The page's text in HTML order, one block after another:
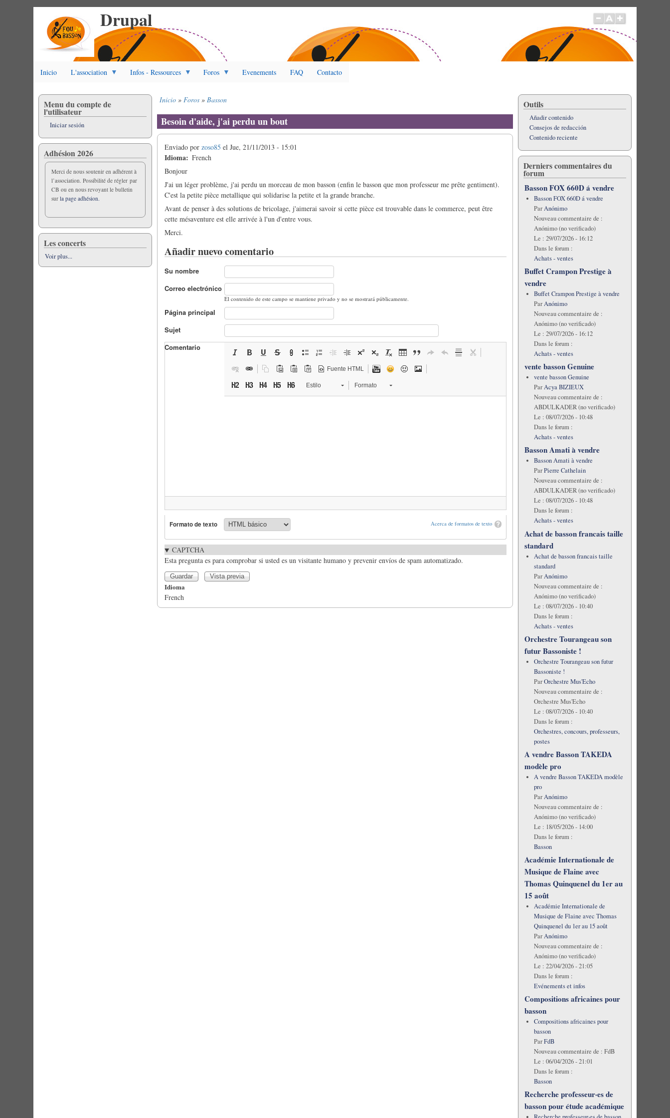
Drupal
Inicio L'association Infos - Ressources Foros Evenements FAQ Contacto
enlaces
de
a
la
navegación
Inicio Foros Basson
Besoin d'aide, j'ai perdu un bout
Enviado porzoso85 elJue, 21/11/2013 - 15:01
Idioma
French
Bonjour
J'ai un léger problème, j'ai perdu un morceau de mon basson (enfin le basson que mon professeur me prête gentiment).
C'est la petite pièce metallique qui solidarise la petite et la grande branche.
Avant de penser à des solutions de bricolage, j'aimerai savoir si cette pièce est trouvable dans le commerce, peut être
cette mésaventure est elle arrivée à l'un d'entre vous.
Merci.
Añadir nuevo comentario
Su nombre
Correo electrónico
El contenido de este campo se mantiene privado y no se mostrará públicamente.
Página principal
Sujet
Comentario
Fuente HTML
Estilo Formato
Acerca de formatos de texto
Formato de texto
CAPTCHA
Esta pregunta es para comprobar si usted es un visitante humano y prevenir envíos de spam automatizado.
Idioma
French
Menu du compte de
l'utilisateur
Iniciar sesión
Adhésion 2026
Merci de nous soutenir en adhérent à
l’association. Possibilité de régler par
CB ou en nous revoyant le bulletin
surla page adhésion.
Les concerts
Voir plus...
Outils
Añadir contenido
Consejos de redacción
Contenido reciente
Derniers commentaires du
forum
Basson FOX 660D á vendre
Basson FOX 660D á vendre
ParAnónimo
Nouveau commentaire de :
Anónimo (no verificado)
Le : 29/07/2026 - 16:12
Dans le forum :
Achats - ventes
Buffet Crampon Prestige à
vendre
Buffet Crampon Prestige à vendre
ParAnónimo
Nouveau commentaire de :
Anónimo (no verificado)
Le : 29/07/2026 - 16:12
Dans le forum :
Achats - ventes
vente basson Genuine
vente basson Genuine
ParAcya BIZIEUX
Nouveau commentaire de :
ABDULKADER (no verificado)
Le : 08/07/2026 - 10:48
Dans le forum :
Achats - ventes
Basson Amati à vendre
Basson Amati à vendre
ParPierre Cathelain
Nouveau commentaire de :
ABDULKADER (no verificado)
Le : 08/07/2026 - 10:48
Dans le forum :
Achats - ventes
Achat de basson francais taille
standard
Achat de basson francais taille
standard
ParAnónimo
Nouveau commentaire de :
Anónimo (no verificado)
Le : 08/07/2026 - 10:40
Dans le forum :
Achats - ventes
Orchestre Tourangeau son
futur Bassoniste !
Orchestre Tourangeau son futur
Bassoniste !
ParOrchestre Mus'Echo
Nouveau commentaire de :
Orchestre Mus'Echo
Le : 08/07/2026 - 10:40
Dans le forum :
Orchestres, concours, professeurs,
postes
A vendre Basson TAKEDA
modèle pro
A vendre Basson TAKEDA modèle
pro
ParAnónimo
Nouveau commentaire de :
Anónimo (no verificado)
Le : 18/05/2026 - 14:00
Dans le forum :
Basson
Académie Internationale de
Musique de Flaine avec
Thomas Quinquenel du 1er au
15 août
Académie Internationale de
Musique de Flaine avec Thomas
Quinquenel du 1er au 15 août
ParAnónimo
Nouveau commentaire de :
Anónimo (no verificado)
Le : 22/04/2026 - 21:05
Dans le forum :
Evénements et infos
Compositions africaines pour
basson
Compositions africaines pour
basson
ParFdB
Nouveau commentaire de : FdB
Le : 06/04/2026 - 21:01
Dans le forum :
Basson
Recherche professeur·es de
basson pour étude académique